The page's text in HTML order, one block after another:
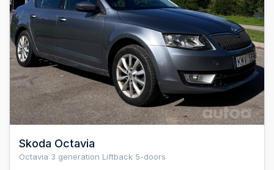
Skoda Octavia
Octavia 3 generation Liftback 5-doors